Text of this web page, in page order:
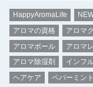
HappyAromaLife
アロマの資格
アロマ
アロマボール
アロマ
アロマ除湿剤
インフ
ヘアケア
ペパーミント